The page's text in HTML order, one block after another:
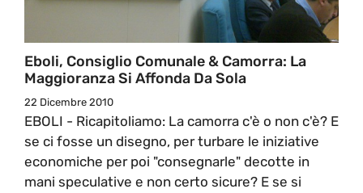
Eboli, Consiglio Comunale & Camorra: La
Maggioranza Si Affonda Da Sola
22 Dicembre 2010
EBOLI - Ricapitoliamo: La camorra c'è o non c'è? E
se ci fosse un disegno, per turbare le iniziative
economiche per poi "consegnarle" decotte in
mani speculative e non certo sicure? E se si